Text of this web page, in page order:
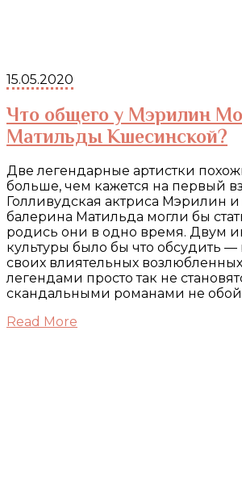
15.05.2020
Что общего у Мэрилин
Матильды Кшесинской?
Две легендарные артистки
больше, чем кажется на первый
Голливудская актриса Мэрилин и
балерина Матильда могли бы
родись они в одно время. Двум
культуры было бы что обсудить —
своих влиятельных
легендами просто так не
скандальными романами не
Read More